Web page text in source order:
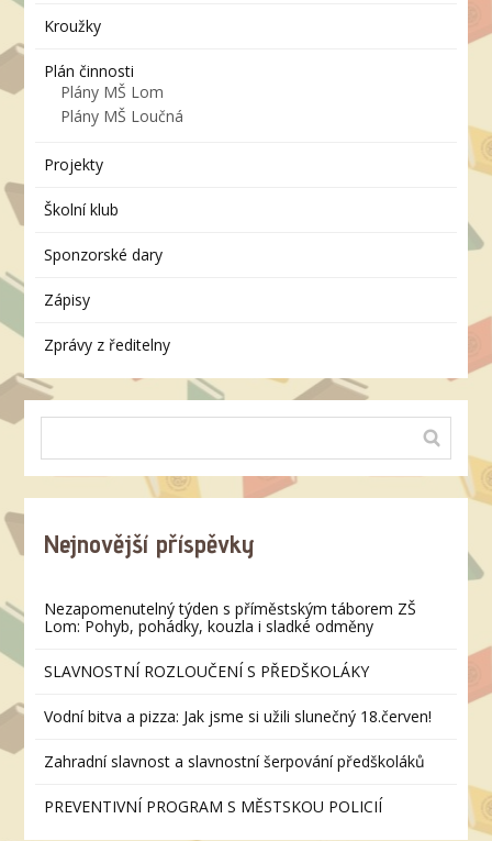
Kroužky
Plán činnosti
Plány MŠ Lom
Plány MŠ Loučná
Projekty
Školní klub
Sponzorské dary
Zápisy
Zprávy z ředitelny
Nejnovější příspěvky
Nezapomenutelný týden s příměstským táborem ZŠ
Lom: Pohyb, pohádky, kouzla i sladké odměny
SLAVNOSTNÍ ROZLOUČENÍ S PŘEDŠKOLÁKY
Vodní bitva a pizza: Jak jsme si užili slunečný 18.červen!
Zahradní slavnost a slavnostní šerpování předškoláků
PREVENTIVNÍ PROGRAM S MĚSTSKOU POLICIÍ